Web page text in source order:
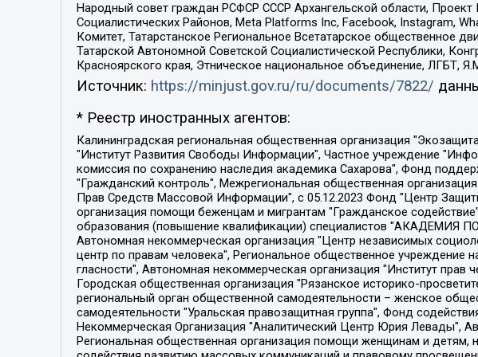
Народный совет граждан РСФСР СССР Архангельской области,
Социалистических Районов, Meta Platforms Inc, Facebook, Instagram,
Комитет, Татарстанское Региональное Всетатарское общественное
Татарской Автономной Советской Социалистической Республики,
Красноярского края, Этническое национальное объединение, ЛГБТ,
Источник: https://minjust.gov.ru/ru/documents/7822/
* Реестр иностранных агентов:
Калининградская региональная общественная организация "Экозащита!-Женсовет", Фонд содействия защите прав и свобод граждан "Общественный вердикт", Фонд "Институт Развития Свободы Информации", Частное учреждение "Информационное агентство МЕМО. РУ", Региональная общественная организация "Общественная комиссия по сохранению наследия академика Сахарова", Фонд поддержки свободы прессы, Санкт-Петербургская общественная правозащитная организация "Гражданский контроль", Межрегиональная общественная организация "Информационно-просветительский центр "Мемориал", Региональный Фонд "Центр Защиты Прав Средств Массовой Информации", с 05.12.2023 Фонд "Центр Защиты Прав Средств массовой информации", Региональная общественная благотворительная организация помощи беженцам и мигрантам "Гражданское содействие", Негосударственное образовательное учреждение дополнительного профессионального образования (повышение квалификации) специалистов "АКАДЕМИЯ ПО ПРАВАМ ЧЕЛОВЕКА", Свердловская региональная общественная организация "Сутяжник", Автономная некоммерческая организация "Центр независимых социологических исследований", Союз общественных объединений "Российский исследовательский центр по правам человека", Региональное общественное учреждение научно-информационный центр "МЕМОРИАЛ", Некоммерческая организация "Фонд защиты гласности", Автономная некоммерческая организация "Институт прав человека", Городская общественная организация "Екатеринбургское общество "МЕМОРИАЛ", Городская общественная организация "Рязанское историко-просветительское и правозащитное общество "Мемориал" (Рязанский Мемориал), Челябинский региональный орган общественной самодеятельности – женское общественное объединение "Женщины Евразии", Челябинский региональный орган общественной самодеятельности "Уральская правозащитная группа", Фонд содействия защите здоровья и социальной справедливости имени Андрея Рылькова, Автономная Некоммерческая Организация "Аналитический Центр Юрия Левады", Автономная некоммерческая организация социальной поддержки населения "Проект Апрель", Региональная общественная организация помощи женщинам и детям, находящимся в кризисной ситуации "Информационно-методический центр "Анна", Фонд содействия развитию массовых коммуникаций и правовому просвещению "Так-так-Так", Фонд содействия устойчивому развитию "Серебряная тайга", Свердловский региональный общественный фонд социальных проектов "Новое время", "Idel.Реалии", Кавказ.Реалии, Крым.Реалии, Телеканал Настоящее Время, Татаро-башкирская служба Радио Свобода (Azatliq Radiosi), Радио Свободная Европа/Радио Свобода (PCE/PC), "Сибирь.Реалии", "Фактограф", Благотворительный фонд помощи осужденным и их семьям, Автономная некоммерческая организация "Институт глобализации и социальных движений", Фонд "В защиту прав заключенных", Частное учреждение "Центр поддержки и содействия развитию средств массовой информации", Пензенский региональный общественный благотворительный фонд "Гражданский союз", "Север.Реалии", Некоммерческая организация Фонд "Правовая инициатива", Общество с ограниченной ответственностью "Радио Свободная Европа/Радио Свобода", Чешское информационное агентство "MEDIUM-ORIENT", Красноярская региональная общественная организация "Мы против СПИДа", Камалягин Денис Николаевич, Маркелов Сергей Евгеньевич, Пономарев Лев Александрович, Савицкая Людмила Алексеевна, Автономная некоммерческая организация "Центр по работе с проблемой насилия "НАСИЛИЮ.НЕТ", Межрегиональный профессиональный союз работников здравоохранения "Альянс врачей", Юридическое лицо, зарегистрированное в Латвийской Республике, SIA "Medusa Project" (регистрационный номер 40103797863, дата регистрации 10.06.2014), Некоммерческая организация "Фонд по борьбе с коррупцией", Автономная некоммерческая организация "Институт права и публичной политики", Баданин Роман Сергеевич, Гликин Максим Александрович, Железнова Мария Михайловна, Лукьянова Юлия Сергеевна, Маетная Елизавета Витальевна, Маняхин Петр Борисович, Чуракова Ольга Владимировна, Ярош Юлия Петровна, Юридическое лицо "The Insider SIA", зарегистрированное в Риге, Латвийская Республика (дата регистрации 26.06.2015), являющееся администратором доменного имени интернет-